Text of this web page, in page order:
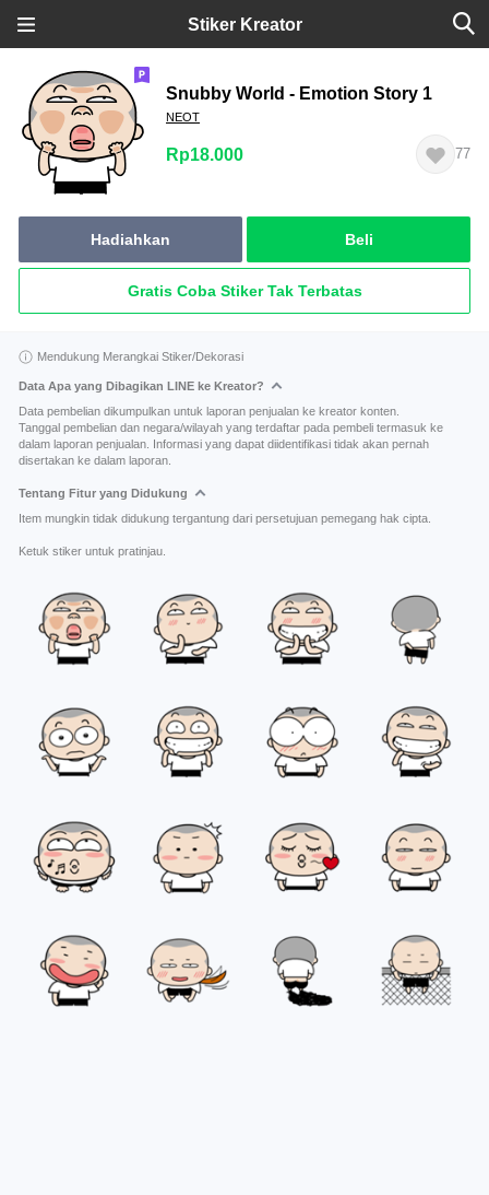
Stiker Kreator
Snubby World - Emotion Story 1
NEOT
Rp18.000 77
Hadiahkan Beli
Gratis Coba Stiker Tak Terbatas
Mendukung Merangkai Stiker/Dekorasi
Data Apa yang Dibagikan LINE ke Kreator?
Data pembelian dikumpulkan untuk laporan penjualan ke kreator konten.
Tanggal pembelian dan negara/wilayah yang terdaftar pada pembeli termasuk ke
dalam laporan penjualan. Informasi yang dapat diidentifikasi tidak akan pernah
disertakan ke dalam laporan.
Tentang Fitur yang Didukung
Item mungkin tidak didukung tergantung dari persetujuan pemegang hak cipta.
Ketuk stiker untuk pratinjau.